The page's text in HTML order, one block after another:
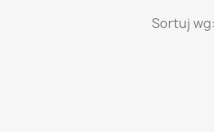
Sortuj wg: